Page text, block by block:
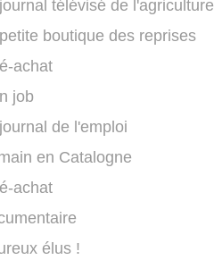
télévisé de l'agriculture
boutique des reprises
achat
job
de l'emploi
en Catalogne
achat
élus !